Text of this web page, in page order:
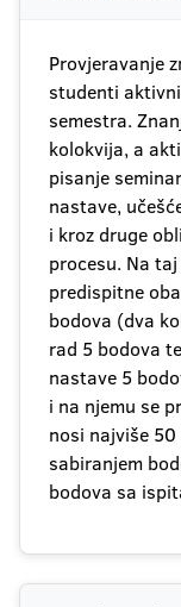
Provjeravanje
studenti
semestra.
kolokvija, a
pisanje
nastave,
i kroz druge
procesu. Na
predispitne
bodova (dva
rad 5 bodova
nastave 5
i na njemu se
nosi najviše
sabiranjem
bodova sa